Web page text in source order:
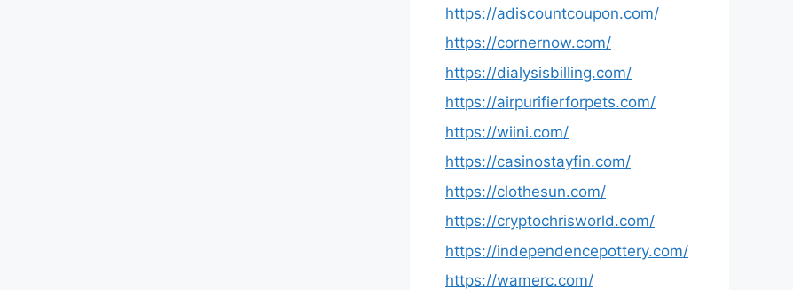
https://adiscountcoupon.com/
https://cornernow.com/
https://dialysisbilling.com/
https://airpurifierforpets.com/
https://wiini.com/
https://casinostayfin.com/
https://clothesun.com/
https://cryptochrisworld.com/
https://independencepottery.com/
https://wamerc.com/